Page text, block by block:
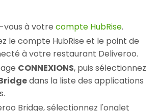
à votre compte HubRise.
le compte HubRise et le point de
à votre restaurant Deliveroo.
CONNEXIONS, puis sélectionnez
dans la liste des applications
Bridge, sélectionnez l'onglet